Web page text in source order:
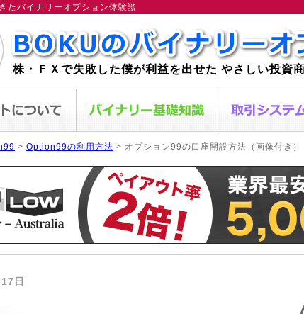
たバイナリーオプション体験談
株・ＦＸで失敗した僕が利益を出せた やさしい投資
> Option99の利用方法 > オプション99の口座開設方法（画像付き）
日